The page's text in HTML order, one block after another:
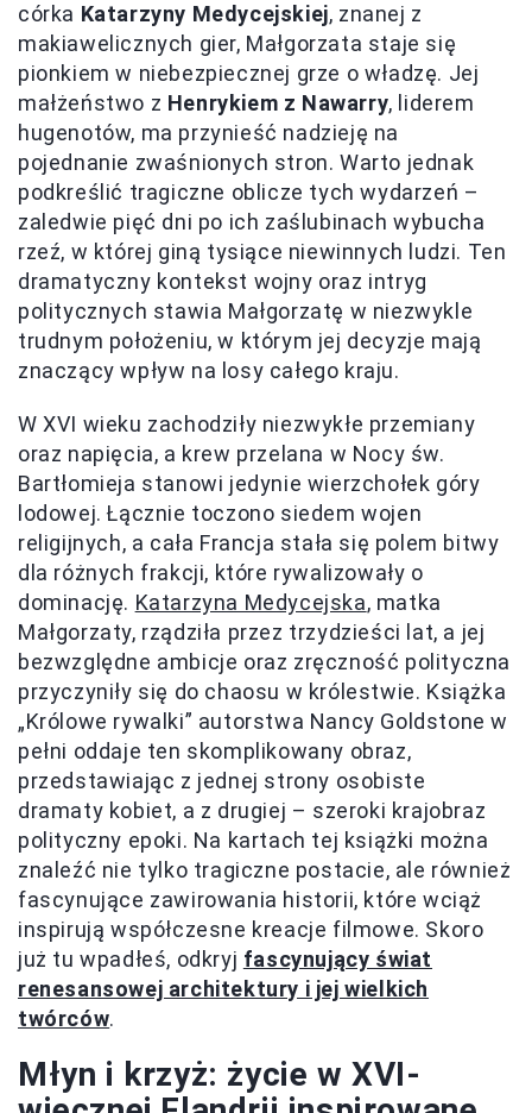
córka Katarzyny Medycejskiej, znanej z
makiawelicznych gier, Małgorzata staje się
pionkiem w niebezpiecznej grze o władzę. Jej
małżeństwo z Henrykiem z Nawarry, liderem
hugenotów, ma przynieść nadzieję na
pojednanie zwaśnionych stron. Warto jednak
podkreślić tragiczne oblicze tych wydarzeń –
zaledwie pięć dni po ich zaślubinach wybucha
rzeź, w której giną tysiące niewinnych ludzi. Ten
dramatyczny kontekst wojny oraz intryg
politycznych stawia Małgorzatę w niezwykle
trudnym położeniu, w którym jej decyzje mają
znaczący wpływ na losy całego kraju.
W XVI wieku zachodziły niezwykłe przemiany
oraz napięcia, a krew przelana w Nocy św.
Bartłomieja stanowi jedynie wierzchołek góry
lodowej. Łącznie toczono siedem wojen
religijnych, a cała Francja stała się polem bitwy
dla różnych frakcji, które rywalizowały o
dominację. Katarzyna Medycejska, matka
Małgorzaty, rządziła przez trzydzieści lat, a jej
bezwzględne ambicje oraz zręczność polityczna
przyczyniły się do chaosu w królestwie. Książka
„Królowe rywalki” autorstwa Nancy Goldstone w
pełni oddaje ten skomplikowany obraz,
przedstawiając z jednej strony osobiste
dramaty kobiet, a z drugiej – szeroki krajobraz
polityczny epoki. Na kartach tej książki można
znaleźć nie tylko tragiczne postacie, ale również
fascynujące zawirowania historii, które wciąż
inspirują współczesne kreacje filmowe. Skoro
już tu wpadłeś, odkryj fascynujący świat
renesansowej architektury i jej wielkich
twórców.
Młyn i krzyż: życie w XVI-